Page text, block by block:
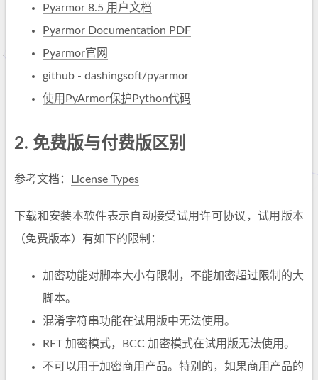
Pyarmor 8.5 用户文档
Pyarmor Documentation PDF
Pyarmor官网
github - dashingsoft/pyarmor
使用PyArmor保护Python代码
2. 免费版与付费版区别
参考文档： License Types
下载和安装本软件表示自动接受试用许可协议，试用版本
（免费版本）有如下的限制：
加密功能对脚本大小有限制，不能加密超过限制的大
脚本。
混淆字符串功能在试用版中无法使用。
RFT 加密模式，BCC 加密模式在试用版无法使用。
不可以用于加密商用产品。特别的，如果商用产品的